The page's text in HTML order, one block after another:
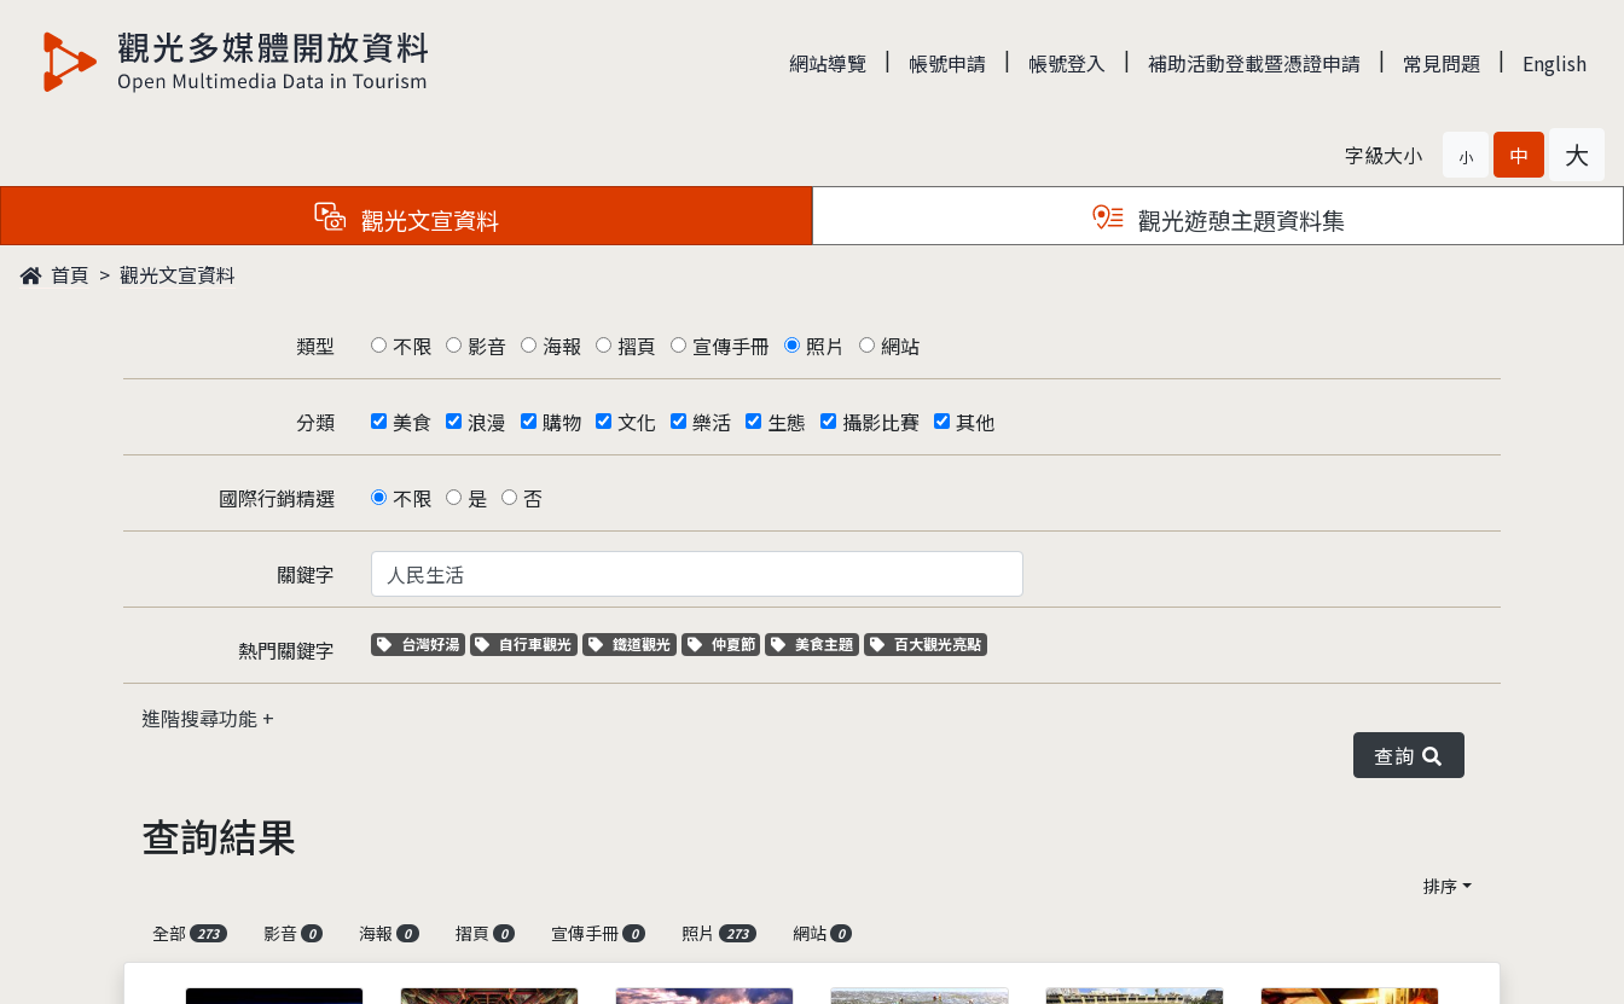
觀光多媒體開放資料 網站導覽 | 帳號申請 | 帳號登入 | 補助活動登載暨憑證申請 | 常見問題 | English
字級大小 小 中 大
觀光文宣資料 觀光遊憩主題資料集
首頁 觀光文宣資料
類型 不限 影音 海報 摺頁 宣傳手冊 照片 網站
分類 美食 浪漫 購物 文化 樂活 生態 攝影比賽 其他
國際行銷精選 不限 是 否
關鍵字
熱門關鍵字 關鍵字標籤
台灣好湯 關鍵字標籤
自行車觀光 關鍵字標籤
鐵道觀光 關鍵字標籤
仲夏節 關鍵字標籤
美食主題 關鍵字標籤
百大觀光亮點
進階搜尋功能
查詢
查詢結果
排序
全部
273 影音 0 海報 0 摺頁 0 宣傳手冊 0 照片 273 網站 0